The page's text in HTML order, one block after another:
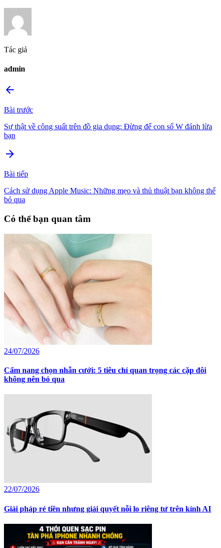
Tác giả
admin
arrow_back
Bài trước
Sự thật về công suất trên đồ gia dụng: Đừng để con số W đánh lừa
bạn
arrow_forward
Bài tiếp
Cách sử dụng Apple Music: Những mẹo và thủ thuật bạn không thể
bỏ qua
Có thể bạn quan tâm
24/07/2026
Cẩm nang chọn nhẫn cưới: 5 tiêu chí quan trọng các cặp đôi
không nên bỏ qua
22/07/2026
Giải pháp rẻ tiền nhưng giải quyết nỗi lo riêng tư trên kính AI